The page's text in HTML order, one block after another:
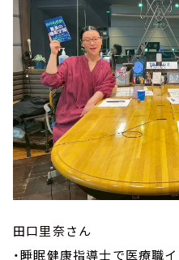
田口里奈さん
・睡眠健康指導士で医療職